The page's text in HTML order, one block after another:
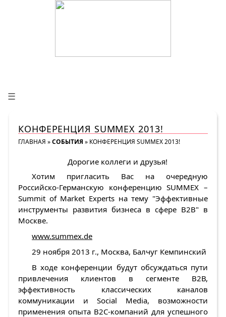
☰
КОНФЕРЕНЦИЯ SUMMEX 2013!
ГЛАВНАЯ »СОБЫТИЯ » КОНФЕРЕНЦИЯ SUMMEX 2013!
Дорогие коллеги и друзья!
Хотим пригласить Вас на очередную
Российско-Германскую конференцию SUMMEX –
Summit of Market Experts на темy "Эффективные
инструменты развития бизнеса в сфере В2В" в
Москве.
www.summex.de
29 ноября 2013 г., Москва, Балчуг Кемпинский
В ходе конференции будут обсуждаться пути
привлечения клиентов в сегменте В2В,
эффективность классических каналов
коммуникации и Social Media, возможности
применения опыта B2C-компаний для успешного